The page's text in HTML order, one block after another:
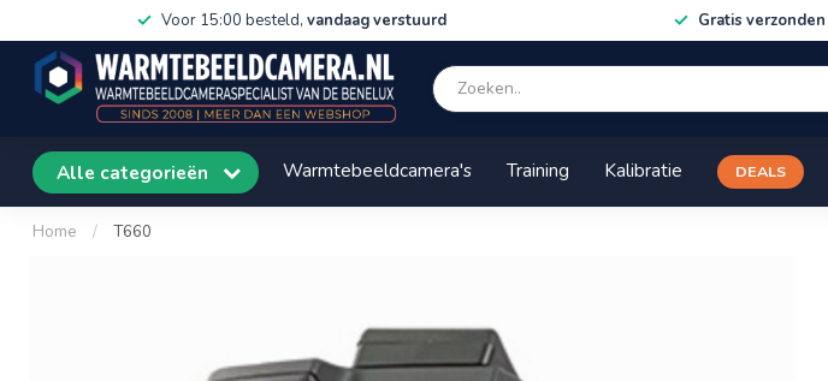
Voor 15:00 besteld, vandaag verstuurd Gratis verzonden
Alle categorieën Warmtebeeldcamera's Training Kalibratie DEALS
Home / T660